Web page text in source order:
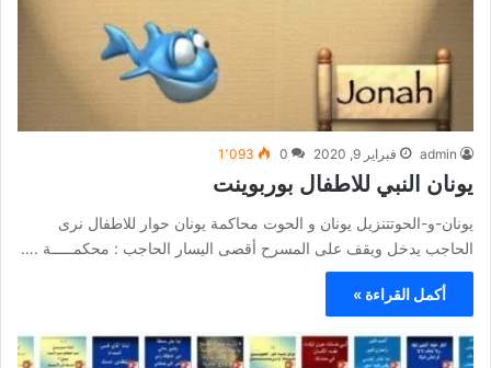
admin فبراير 9, 2020 0 1٬093
يونان النبي للاطفال بوربوينت
يونان-و-الحوتتنزيل يونان و الحوت محاكمة يونان حوار للاطفال نرى
الحاجب يدخل ويقف على المسرح أقصى اليسار الحاجب : محكمـــــة .…
أكمل القراءة »